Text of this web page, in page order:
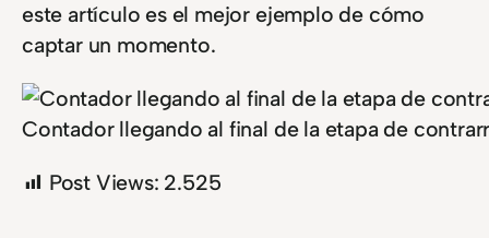
este artículo es el mejor ejemplo de cómo
captar un momento.
Contador llegando al final de la etapa de
Post Views: 2.525